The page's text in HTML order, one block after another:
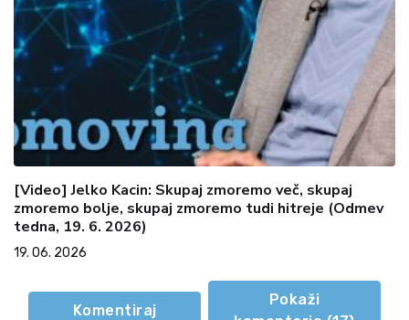
[Video] Jelko Kacin: Skupaj zmoremo več, skupaj
zmoremo bolje, skupaj zmoremo tudi hitreje (Odmev
tedna, 19. 6. 2026)
19. 06. 2026
Komentiraj
Pokaži